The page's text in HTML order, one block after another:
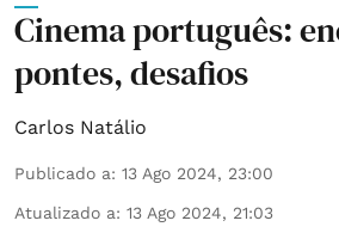
Cinema português:
pontes, desafios
Carlos Natálio
Publicado a: 13 Ago 2024, 23:00
Atualizado a: 13 Ago 2024, 21:03